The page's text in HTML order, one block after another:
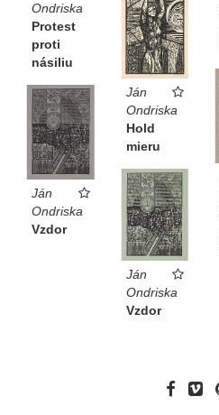
Ondriska
Protest
proti
násiliu
Ján
Ondriska
Hold
mieru
Ján
Ondriska
Vzdor
Ján
Ondriska
Vzdor